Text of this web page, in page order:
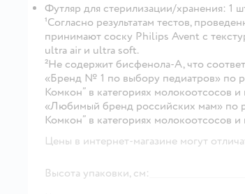
Футляр для стерилизации/хранения: 1
¹Согласно результатам тестов,
принимают соску Philips Avent с
ultra air и ultra soft.
²Не содержит бисфенола-А, что
«Бренд № 1 по выбору педиатров» по
Комкон” в категориях молокоотсосов
«Любимый бренд российских мам» по
Комкон” в категориях молокоотсосов
Цены в интернет-магазине могут
Высота упаковки, см: